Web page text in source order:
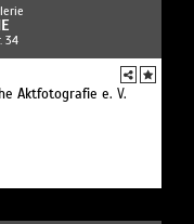
34
Aktfotografie e. V.